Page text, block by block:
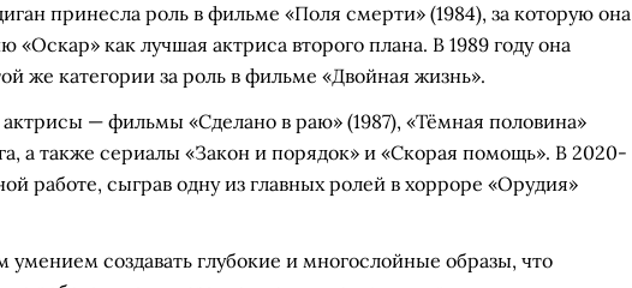
принесла роль в фильме «Поля смерти» (1984), за которую она
как лучшая актриса второго плана. В 1989 году она
же категории за роль в фильме «Двойная жизнь».
— фильмы «Сделано в раю» (1987), «Тёмная половина»
а также сериалы «Закон и порядок» и «Скорая помощь». В 2020-
работе, сыграв одну из главных ролей в хорроре «Орудия»
создавать глубокие и многослойные образы, что